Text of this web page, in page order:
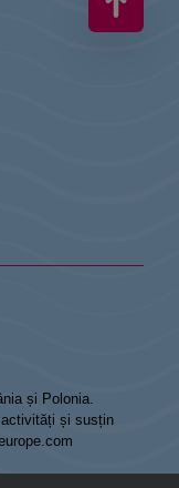
și Polonia.
activități și susțin